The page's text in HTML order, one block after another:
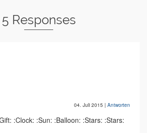
5 Responses
04. Juli 2015 | Antworten
:Clock: :Sun: :Balloon: :Stars: :Stars: